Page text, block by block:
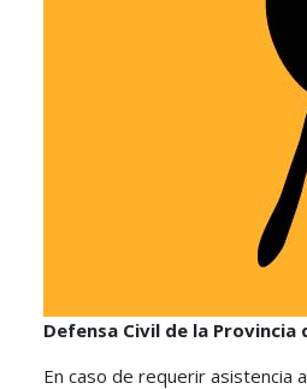
Defensa Civil de la Provincia
En caso de requerir asistencia